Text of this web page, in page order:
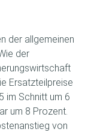
der allgemeinen
der
Ersatzteilpreise
im Schnitt um 6
um 8 Prozent.
von